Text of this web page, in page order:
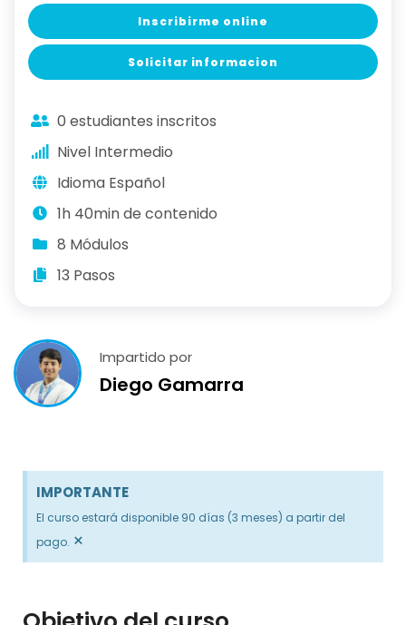
Inscribirme online
Solicitar informacion
0 estudiantes inscritos
Nivel Intermedio
Idioma Español
1h 40min de contenido
8 Módulos
13 Pasos
Impartido por
Diego Gamarra
IMPORTANTE
El curso estará disponible 90 días (3 meses) a partir del
pago. ×